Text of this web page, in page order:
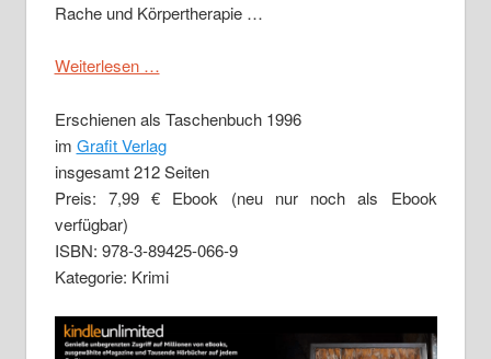
Rache und Körpertherapie …
Weiterlesen …
Erschienen als Taschenbuch 1996
im Grafit Verlag
insgesamt 212 Seiten
Preis: 7,99 € Ebook (neu nur noch als Ebook
verfügbar)
ISBN: 978-3-89425-066-9
Kategorie: Krimi